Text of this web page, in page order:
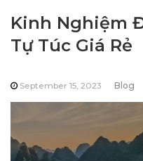
Kinh Nghiệm
Tự Túc Giá Rẻ
September 15, 2023 Blog